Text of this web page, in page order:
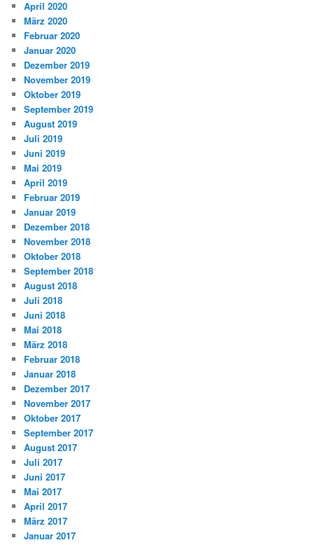
April 2020
März 2020
Februar 2020
Januar 2020
Dezember 2019
November 2019
Oktober 2019
September 2019
August 2019
Juli 2019
Juni 2019
Mai 2019
April 2019
Februar 2019
Januar 2019
Dezember 2018
November 2018
Oktober 2018
September 2018
August 2018
Juli 2018
Juni 2018
Mai 2018
März 2018
Februar 2018
Januar 2018
Dezember 2017
November 2017
Oktober 2017
September 2017
August 2017
Juli 2017
Juni 2017
Mai 2017
April 2017
März 2017
Januar 2017